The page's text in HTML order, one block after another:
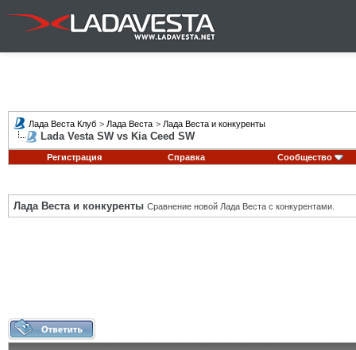
Лада Веста Клуб > Лада Веста > Лада Веста и конкуренты
Lada Vesta SW vs Kia Ceed SW
Регистрация Справка Сообщество
Лада Веста и конкуренты Сравнение новой Лада Веста с конкурентами.